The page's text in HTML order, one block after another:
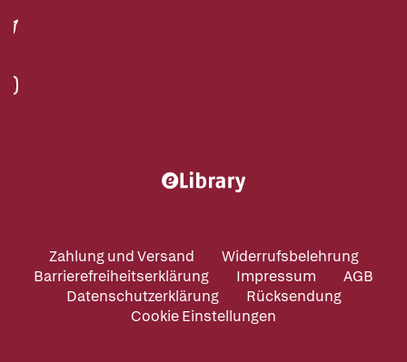
Zahlung und Versand
Widerrufsbelehrung
Barrierefreiheitserklärung
Impressum
AGB
Datenschutzerklärung
Rücksendung
Cookie Einstellungen